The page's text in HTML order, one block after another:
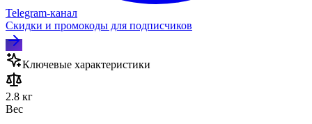
Telegram‑канал
Скидки и промокоды для подписчиков
Ключевые характеристики
2.8 кг
Вес